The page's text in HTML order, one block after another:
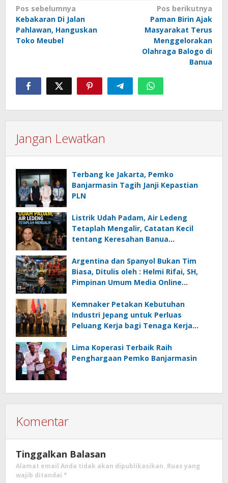
Navigasi
pos
Pos sebelumnya
Kebakaran Di Jalan
Pahlawan, Hanguskan
Toko Meubel
Pos berikutnya
Paman Birin Ajak
Masyarakat Terus
Menggelorakan
Olahraga Balogo di
Banua
Jangan Lewatkan
Terbang ke Jakarta, Pemko
Banjarmasin Tagih Janji Kepastian
PLN
Listrik Udah Padam, Air Ledeng
Tetaplah Mengalir, Catatan Kecil
tentang Keresahan Banua
Ancaman Lingkungan, Oleh : Helmi
Rifai, SH
Argentina dan Spanyol Bukan Tim
Biasa, Ditulis oleh : Helmi Rifai, SH,
Pimpinan Umum Media Online
Kemnaker Petakan Kebutuhan
Industri Jepang untuk Perluas
Peluang Kerja bagi Tenaga Kerja
Lima Koperasi Terbaik Raih
Penghargaan Pemko Banjarmasin
Komentar
Tinggalkan Balasan
Alamat email Anda tidak akan dipublikasikan. Ruas yang
wajib ditandai *